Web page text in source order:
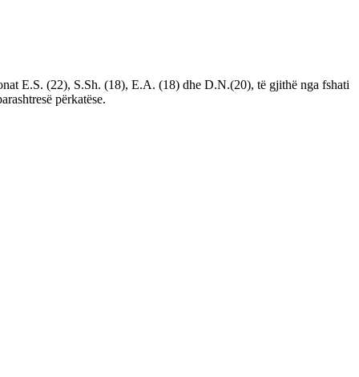
E.S. (22), S.Sh. (18), E.A. (18) dhe D.N.(20), të gjithë nga fshati
përkatëse.